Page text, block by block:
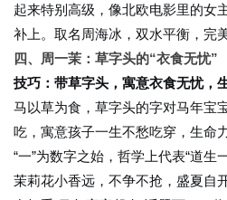
起来特别高级，像北欧电影里的女
补上。取名周海冰，双水平衡，完
四、周一茉：草字头的“衣食无忧”
技巧：带草字头，寓意衣食无忧，
马以草为食，草字头的字对马年宝
吃，寓意孩子一生不愁吃穿，生命
“一”为数字之始，哲学上代表“道
茉莉花小香远，不争不抢，盛夏自